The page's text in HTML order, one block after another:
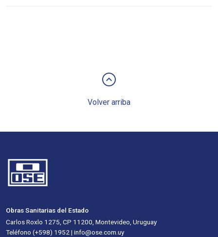
keyboard_arrow_up
Volver arriba
Obras Sanitarias del Estado
Carlos Roxlo 1275, CP 11200, Montevideo, Uruguay
Teléfono (+598) 1952 | info@ose.com.uy